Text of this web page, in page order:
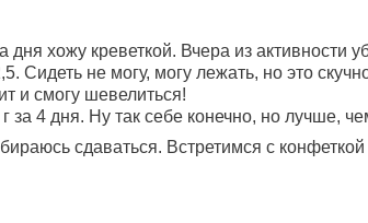
хожу креветкой. Вчера из активности
Сидеть не могу, могу лежать, но это
и смогу шевелиться!
г за 4 дня. Ну так себе конечно, но лучше,
сдаваться. Встретимся с конфеткой